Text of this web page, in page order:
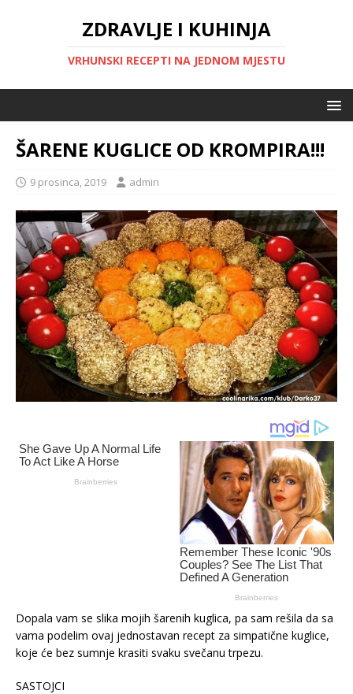
ZDRAVLJE I KUHINJA
VRHUNSKI RECEPTI NA JEDNOM MJESTU
ŠARENE KUGLICE OD KROMPIRA!!!
9 prosinca, 2019 admin
Dopala vam se slika mojih šarenih kuglica, pa sam rešila da sa
vama podelim ovaj jednostavan recept za simpatične kuglice,
koje će bez sumnje krasiti svaku svečanu trpezu.
SASTOJCI